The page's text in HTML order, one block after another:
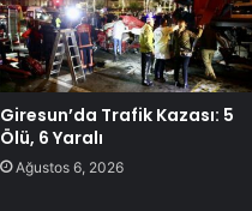
Giresun’da Trafik Kazası: 5
Ölü, 6 Yaralı
Ağustos 6, 2026